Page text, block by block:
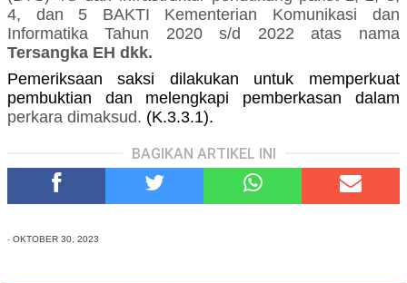
4, dan 5 BAKTI Kementerian Komunikasi dan
Informatika Tahun 2020 s/d 2022 atas nama
Tersangka EH dkk.
Pemeriksaan saksi dilakukan untuk memperkuat
pembuktian dan melengkapi pemberkasan dalam
perkara dimaksud. (K.3.3.1).
BAGIKAN ARTIKEL INI
- OKTOBER 30, 2023